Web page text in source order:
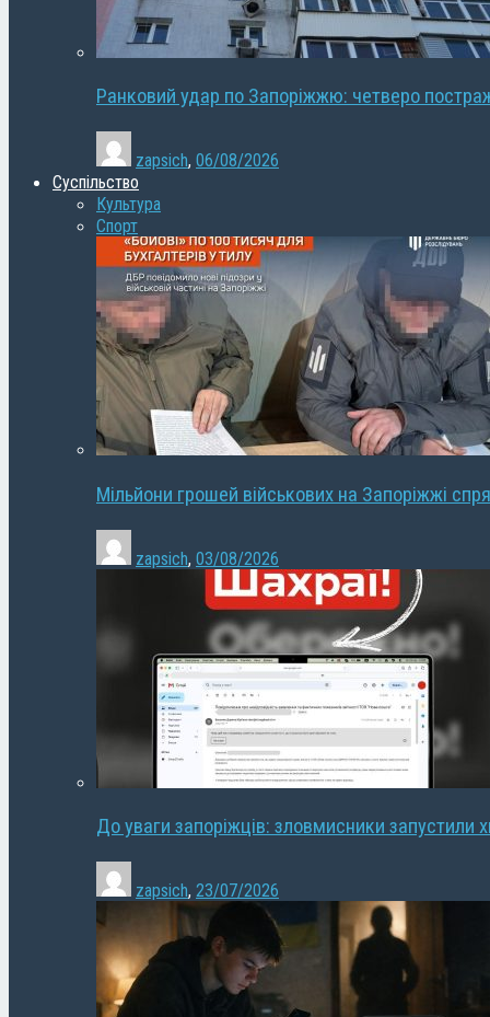
Ранковий удар по Запоріжжю: четверо
zapsich, 06/08/2026
Суспільство
Культура
Спорт
Мільйони грошей військових на Запоріжжі
zapsich, 03/08/2026
До уваги запоріжців: зловмисники запустили
zapsich, 23/07/2026